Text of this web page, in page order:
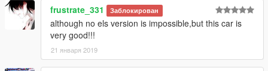
frustrate_331 Заблокирован
although no els version is impossible,but this car is
very good!!!
21 января 2019